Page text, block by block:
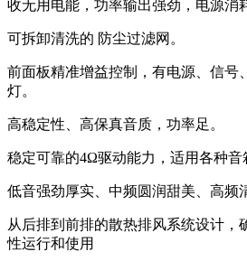
收无用电能，功率输出强劲，电源消
可拆卸清洗的 防尘过滤网。
前面板精准增益控制，有电源、信号
灯。
高稳定性、高保真音质，功率足。
稳定可靠的4Ω驱动能力，适用各种音
低音强劲厚实、中频圆润甜美、高频
从后排到前排的散热排风系统设计，
性运行和使用